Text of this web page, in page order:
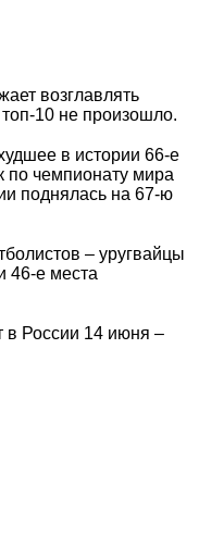
возглавлять
10 не произошло.
в истории 66-е
по чемпионату мира
поднялась на 67-ю
– уругвайцы
46-е места
России 14 июня –